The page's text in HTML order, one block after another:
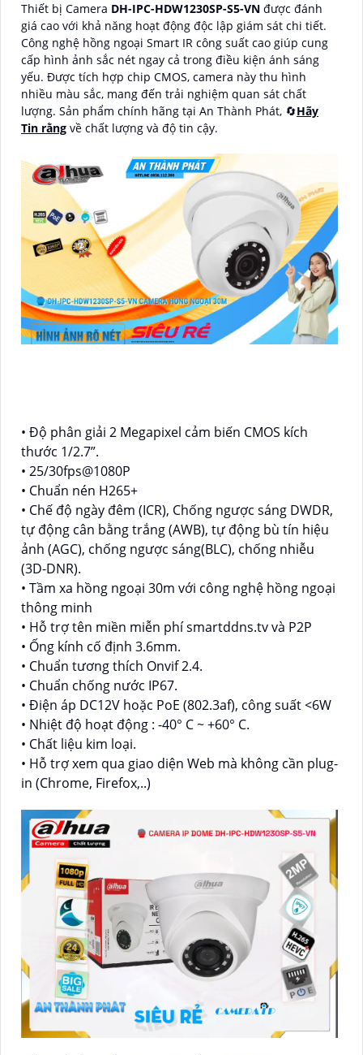
Thiết bị Camera DH-IPC-HDW1230SP-S5-VN được đánh
giá cao với khả năng hoạt động độc lập giám sát chi tiết.
Công nghệ hồng ngoại Smart IR công suất cao giúp cung
cấp hình ảnh sắc nét ngay cả trong điều kiện ánh sáng
yếu. Được tích hợp chip CMOS, camera này thu hình
nhiều màu sắc, mang đến trải nghiệm quan sát chất
lượng. Sản phẩm chính hãng tại An Thành Phát, 🔄Hãy
Tin rằng về chất lượng và độ tin cậy.
• Độ phân giải 2 Megapixel cảm biến CMOS kích
thước 1/2.7”.
• 25/30fps@1080P
• Chuẩn nén H265+
• Chế độ ngày đêm (ICR), Chống ngược sáng DWDR,
tự động cân bằng trắng (AWB), tự động bù tín hiệu
ảnh (AGC), chống ngược sáng(BLC), chống nhiễu
(3D-DNR).
• Tầm xa hồng ngoại 30m với công nghệ hồng ngoại
thông minh
• Hỗ trợ tên miền miễn phí smartddns.tv và P2P
• Ống kính cố định 3.6mm.
• Chuẩn tương thích Onvif 2.4.
• Chuẩn chống nước IP67.
• Điện áp DC12V hoặc PoE (802.3af), công suất <6W
• Nhiệt độ hoạt động : -40° C ~ +60° C.
• Chất liệu kim loại.
• Hỗ trợ xem qua giao diện Web mà không cần plug-
in (Chrome, Firefox,..)